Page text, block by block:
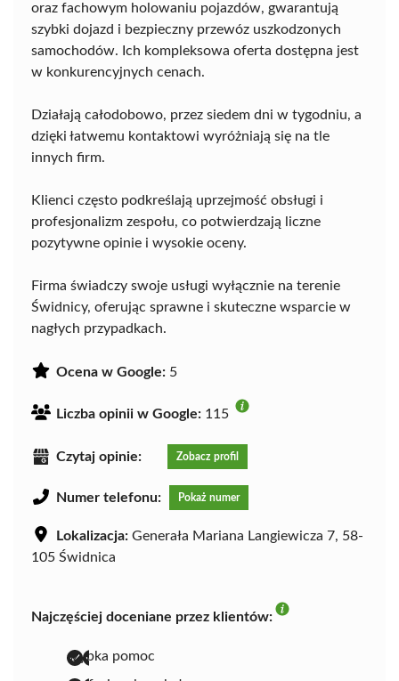
oraz fachowym holowaniu pojazdów, gwarantują
szybki dojazd i bezpieczny przewóz uszkodzonych
samochodów. Ich kompleksowa oferta dostępna jest
w konkurencyjnych cenach.
Działają całodobowo, przez siedem dni w tygodniu, a
dzięki łatwemu kontaktowi wyróżniają się na tle
innych firm.
Klienci często podkreślają uprzejmość obsługi i
profesjonalizm zespołu, co potwierdzają liczne
pozytywne opinie i wysokie oceny.
Firma świadczy swoje usługi wyłącznie na terenie
Świdnicy, oferując sprawne i skuteczne wsparcie w
nagłych przypadkach.
Ocena w Google: 5
Liczba opinii w Google: 115
Czytaj opinie: Zobacz profil
Numer telefonu: Pokaż numer
Lokalizacja: Generała Mariana Langiewicza 7, 58-
105 Świdnica
Najczęściej doceniane przez klientów:
szybka pomoc